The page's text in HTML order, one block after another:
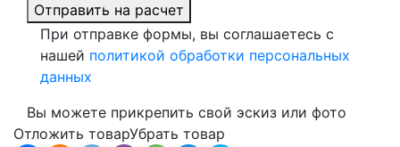
Отправить на расчет
При отправке формы, вы соглашаетесь с
нашей политикой обработки персональных
данных
Вы можете прикрепить свой эскиз или фото
Отложить товарУбрать товар